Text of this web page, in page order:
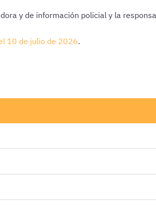
y de información policial y la
10 de julio de 2026.